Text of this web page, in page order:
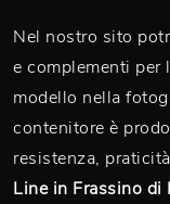
Nel nostro sito
e complementi per
modello nella
contenitore è
resistenza,
Line in Frassino di